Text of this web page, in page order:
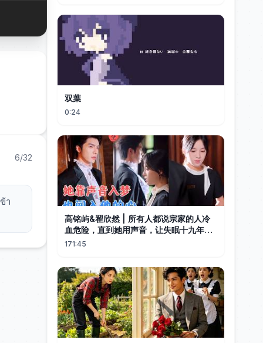
6/32
า
双葉
0:24
高铭屿&翟欣然 | 所有人都说宗家的人冷
血危险，直到她用声音，让失眠十九年的
男人第一次安睡，自己也渐渐成为那个男
171:45